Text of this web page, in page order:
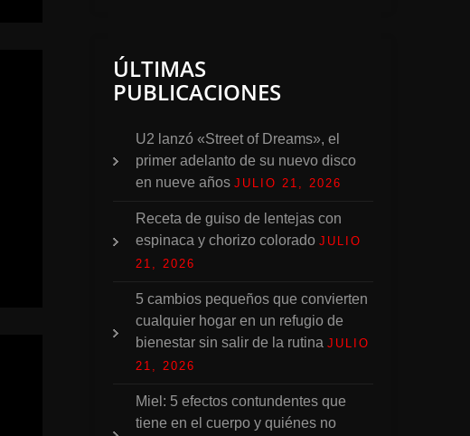
ÚLTIMAS
PUBLICACIONES
U2 lanzó «Street of Dreams», el
primer adelanto de su nuevo disco
en nueve años JULIO 21, 2026
Receta de guiso de lentejas con
espinaca y chorizo colorado JULIO
21, 2026
5 cambios pequeños que convierten
cualquier hogar en un refugio de
bienestar sin salir de la rutina JULIO
21, 2026
Miel: 5 efectos contundentes que
tiene en el cuerpo y quiénes no